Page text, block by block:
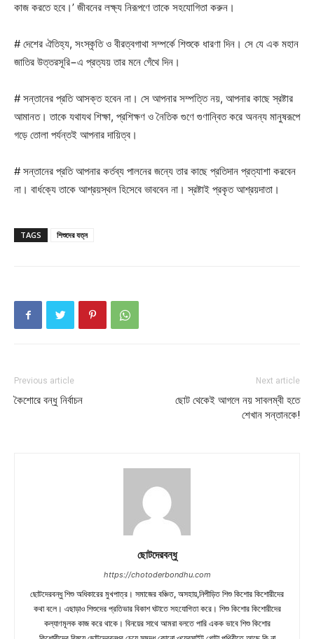
কাজ করতে হবে।’ জীবনের লক্ষ্য নিরূপণে তাকে সহযোগিতা করুন।
# দেশের ঐতিহ্য, সংস্কৃতি ও বীরত্বগাথা সম্পর্কে শিশুকে ধারণা দিন। সে যে এক মহান
জাতির উত্তরসূরি−এ প্রত্যয় তার মনে গেঁথে দিন।
# সন্তানের প্রতি আসক্ত হবেন না। সে আপনার সম্পত্তি নয়, আপনার কাছে স্রষ্টার
আমানত। তাকে যথাযথ শিক্ষা, প্রশিক্ষণ ও নৈতিক গুণে গুণান্বিত করে অনন্য মানুষরূপে
গড়ে তোলা পর্যন্তই আপনার দায়িত্ব।
# সন্তানের প্রতি আপনার কর্তব্য পালনের জন্যে তার কাছে প্রতিদান প্রত্যাশা করবেন
না। বার্ধক্যে তাকে আশ্রয়স্থল হিসেবে ভাববেন না। স্রষ্টাই প্রকৃত আশ্রয়দাতা।
TAGS শিশুদের যত্ন
Previous article
কৈশোরে বন্ধু নির্বাচন
Next article
ছোট থেকেই আগলে নয় সাবলম্বী হতে
শেখান সন্তানকে!
ছোটদেরবন্ধু
https://chotoderbondhu.com
ছোটদেরবন্ধু শিশু অধিকারের মুখপাত্র। সমাজের বঞ্চিত, অসহায়,নিপীড়িত শিশু কিশোর কিশোরীদের
কথা বলে। এছাড়াও শিশুদের প্রতিভার বিকাশ ঘটাতে সহযোগিতা করে। শিশু কিশোর কিশোরীদের
কল্যাণমূলক কাজ করে থাকে। বিনয়ের সাথে আমরা বলতে পারি একক ভাবে শিশু কিশোর